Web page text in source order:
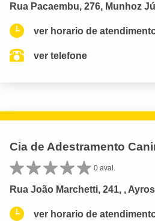
Rua Pacaembu, 276, Munhoz
ver horario de
ver telefone
Cia de Adestramento
0 aval.
Rua João Marchetti, 241, ,
ver horario de